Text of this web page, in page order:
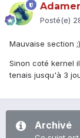
Posté(e)
Mauvaise section ;)
Sinon coté kernel
tenais jusqu'à 3
Archivé